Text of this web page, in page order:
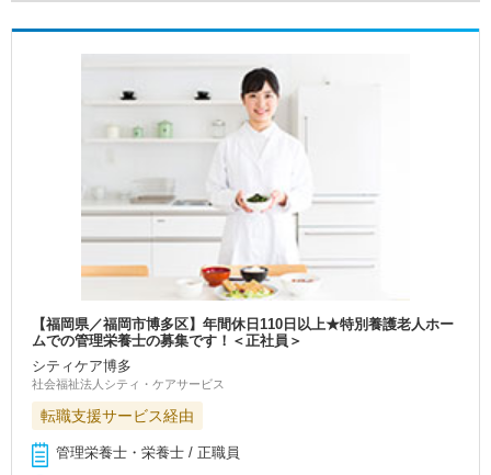
【福岡県／福岡市博多区】年間休日110日以上★特別養護老人ホー
ムでの管理栄養士の募集です！＜正社員＞
シティケア博多
社会福祉法人シティ・ケアサービス
転職支援サービス経由
管理栄養士・栄養士 / 正職員